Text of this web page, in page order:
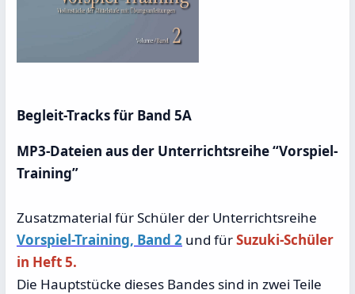
Begleit-Tracks für Band 5A
MP3-Dateien aus der Unterrichtsreihe “Vorspiel-
Training”
Zusatzmaterial für Schüler der Unterrichtsreihe
Vorspiel-Training, Band 2 und fürSuzuki-Schüler
in Heft 5.
Die Hauptstücke dieses Bandes sind in zwei Teile